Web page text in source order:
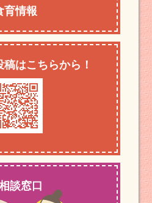
育情報
はこちらから！
談窓口